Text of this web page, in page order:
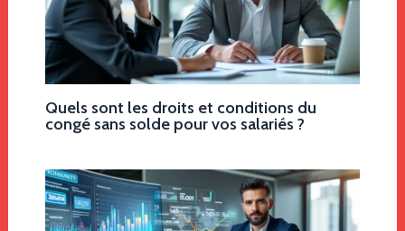
Quels sont les droits et conditions du
congé sans solde pour vos salariés ?